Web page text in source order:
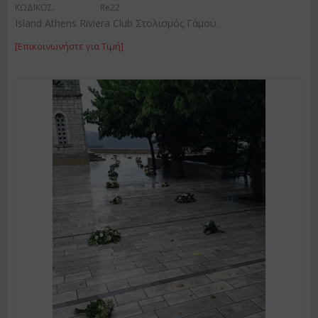
ΚΩΔΙΚΟΣ: Re22
Island Athens Riviera Club Στολισμός Γάμου.
[Επικοινωνήστε για Τιμή]